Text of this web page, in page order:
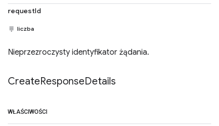
requestId
liczba
Nieprzezroczysty identyfikator żądania.
CreateResponseDetails
WŁAŚCIWOŚCI